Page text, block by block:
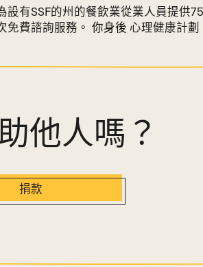
設有SSF的州的餐飲業從業人員提供
免費諮詢服務。 你身後 心理健康計劃
他人嗎？
捐款